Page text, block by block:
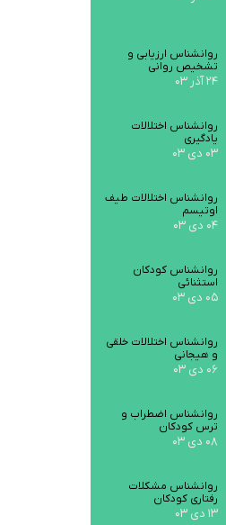
روانشناس ارزیابی و
تشخیص روانی
۲۴ آذر ۰۳
روانشناس اختلالات
یادگیری
۰۳ دی ۰۳
روانشناس اختلالات طیف
اوتیسم
۰۴ دی ۰۳
روانشناس کودکان
استثنائی
۰۵ دی ۰۳
روانشناس اختلالات خلقی
و هیجانی
۰۶ دی ۰۳
روانشناس اضطراب و
ترس کودکان
۰۸ دی ۰۳
روانشناس مشکلات
رفتاری کودکان
۱۳ دی ۰۳